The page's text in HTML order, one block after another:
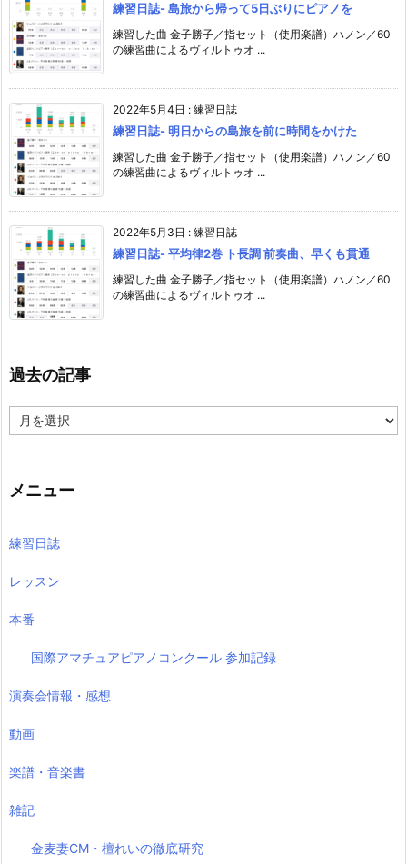
練習日誌- 島旅から帰って5日ぶりにピアノを
練習した曲 金子勝子／指セット（使用楽譜）ハノン／60
の練習曲によるヴィルトゥオ ...
2022年5月4日 : 練習日誌
練習日誌- 明日からの島旅を前に時間をかけた
練習した曲 金子勝子／指セット（使用楽譜）ハノン／60
の練習曲によるヴィルトゥオ ...
2022年5月3日 : 練習日誌
練習日誌- 平均律2巻 ト長調 前奏曲、早くも貫通
練習した曲 金子勝子／指セット（使用楽譜）ハノン／60
の練習曲によるヴィルトゥオ ...
過去の記事
去
事
メニュー
練習日誌
レッスン
本番
国際アマチュアピアノコンクール 参加記録
演奏会情報・感想
動画
楽譜・音楽書
雑記
金麦妻CM・檀れいの徹底研究